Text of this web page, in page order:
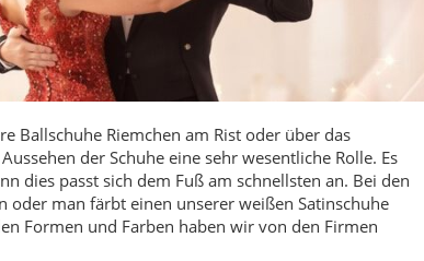
Ballschuhe Riemchen am Rist oder über das
der Schuhe eine sehr wesentliche Rolle. Es
dies passt sich dem Fuß am schnellsten an. Bei den
oder man färbt einen unserer weißen Satinschuhe
Formen und Farben haben wir von den Firmen